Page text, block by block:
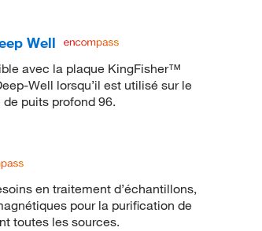
Well
avec la plaque KingFisher™
Well lorsqu’il est utilisé sur le
puits profond 96.
en traitement d’échantillons,
pour la purification de
toutes les sources.